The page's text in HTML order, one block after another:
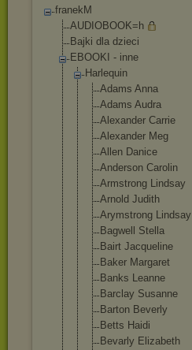
franekM
AUDIOBOOK=h
Bajki dla dzieci
EBOOKI - inne
Harlequin
Adams Anna
Adams Audra
Alexander Carrie
Alexander Meg
Allen Danice
Anderson Carolin
Armstrong Lindsay
Arnold Judith
Arymstrong Lindsay
Bagwell Stella
Bairt Jacqueline
Baker Margaret
Banks Leanne
Barclay Susanne
Barton Beverly
Betts Haidi
Bevarly Elizabeth